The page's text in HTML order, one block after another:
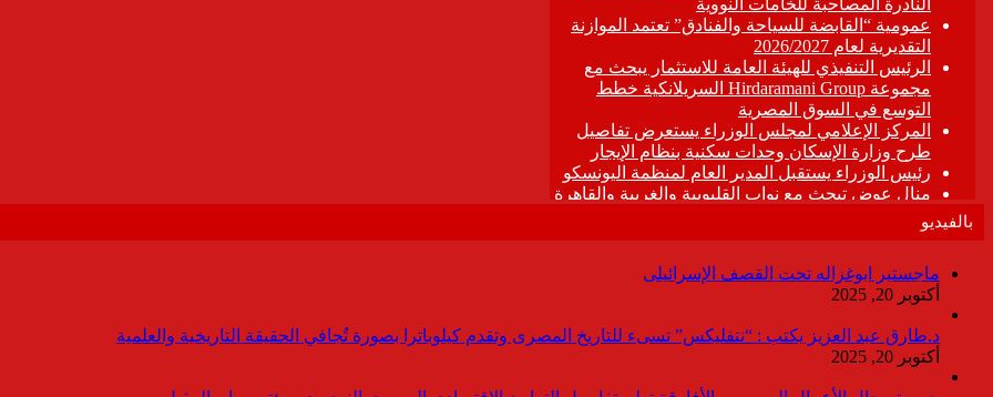
بالفيديو
ماجستير ابوغزاله تحت القصف الإسرائيلى
أكتوبر 20, 2025
د.طارق عبد العزيز يكتب : “نتفليكس” تسىء للتاريخ المصرى وتقدم كيلوباترا بصورة تُجافي الحقيقة التاريخية والعلمية
أكتوبر 20, 2025